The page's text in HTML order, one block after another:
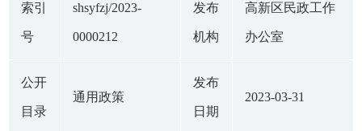
索引
号
shsyfzj/2023-
0000212
发布
机构
高新区民政工作
办公室
公开
目录
通用政策
发布
日期
2023-03-31